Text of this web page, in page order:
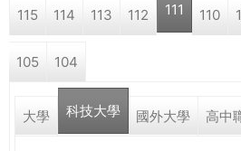
學a
r
e
115 114 113 112 111 110
105 104
大學 科技大學 國外大學 高中